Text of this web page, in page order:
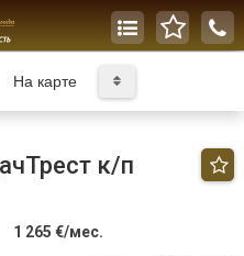
На карте
к/п
1 265 €/мес.